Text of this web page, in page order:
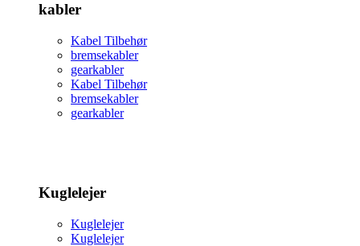
kabler
Kabel Tilbehør
bremsekabler
gearkabler
Kabel Tilbehør
bremsekabler
gearkabler
Kuglelejer
Kuglelejer
Kuglelejer